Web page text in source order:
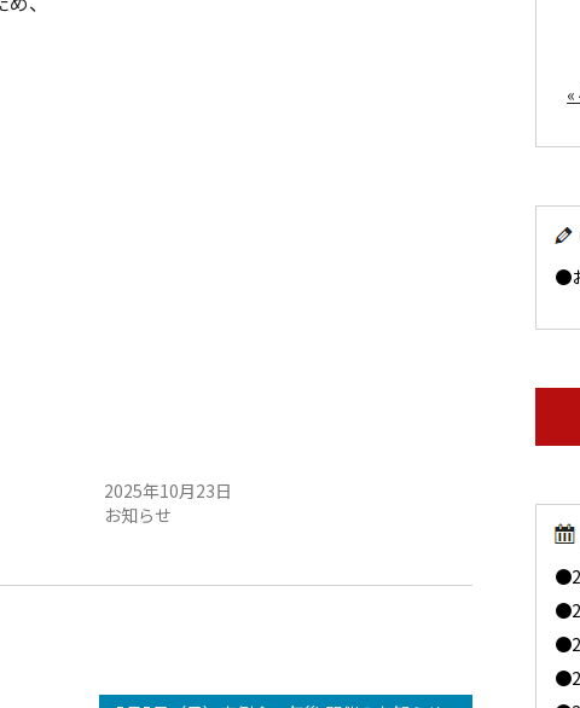
2025年10月23日
お知らせ
«